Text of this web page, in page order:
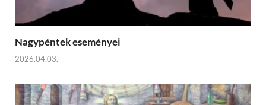
Nagypéntek eseményei
2026.04.03.